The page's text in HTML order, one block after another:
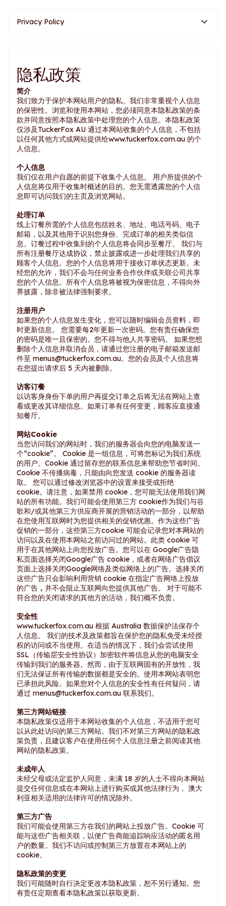
Privacy Policy
隐私政策
简介
我们致力于保护本网站用户的隐私。我们非常重视个人信息
的保密性。浏览和使用本网站，您必须同意本隐私政策的条
款并同意按照本隐私政策中处理您的个人信息。本隐私政策
仅涉及TuckerFox AU 通过本网站收集的个人信息，不包括
以任何其他方式或网站提供给www.tuckerfox.com.au 的个
人信息。
个人信息
我们仅在用户自愿的前提下收集个人信息。 用户所提供的个
人信息将仅用于收集时概述的目的。您无需透露您的个人信
息即可访问我们的主页及浏览网站。
处理订单
线上订餐所需的个人信息包括姓名、地址、电话号码、电子
邮箱，以及其他用于识别您身份、完成订单的相关类似信
息。订餐过程中收集到的个人信息将会同步至餐厅。 我们与
所有注册餐厅达成协议，禁止披露或进一步处理我们共享的
顾客个人信息。您的个人信息将用于接收订单状态更新。未
经您的允许，我们不会与任何业务合作伙伴或关联公司共享
您的个人信息。所有个人信息将被视为保密信息，不得向外
界披露，除非被法律强制要求。
注册用户
如果您的个人信息发生变化，您可以随时编辑会员资料，即
时更新信息。 您需要每2年更新一次密码。您有责任确保您
的密码是唯一且保密的。您不得与他人共享密码。 如果您想
删除个人信息并取消会员，请通过您注册的电子邮箱发送邮
件至 menus@tuckerfox.com.au。您的会员及个人信息将
在您提出请求后 5 天内被删除。
访客订餐
以访客身身份下单的用户再提交订单之后将无法在网站上查
看或更改其详细信息。如果订单有任何变更，顾客应直接通
知餐厅。
网站Cookie
当您访问我们的网站时，我们的服务器会向您的电脑发送一
个“cookie”。 Cookie 是一组信息，可将您标记为我们系统
的用户。Cookie 通过留存您的联系信息来帮助您节省时间。
Cookie 不传播病毒，只能由向您发送 cookie 的服务器读
取。 您可以通过修改浏览器中的设置来接受或拒绝
cookie。请注意，如果禁用 cookie，您可能无法使用我们网
站的所有功能。我们可能会使用第三方 cookie作为我们与谷
歌和/或其他第三方供应商开展的营销活动的一部分，以帮助
在您使用互联网时为您提供相关的促销优惠。作为这些广告
促销的一部分，这些第三方cookie 可能会记录您对本网站的
访问以及在使用本网站之前访问过的网站。此类 cookie 可
用于在其他网站上向您投放广告。您可以在 Google广告隐
私页面选择关闭Google广告 cookie，或者在网络广告倡议
页面上选择关闭Google网络及类似网络上的广告。选择关闭
这些广告只会影响利用营销 cookie 在指定广告网络上投放
的广告 ， 并不会阻止互联网向您提供其他广告。 对于可能不
符合您的关闭请求的其他方的活动，我们概不负责。
安全性
www.tuckerfox.com.au 根据 Australia 数据保护法保存个
人信息。 我们的技术及政策都旨在保护您的隐私免受未经授
权的访问或不当使用。在适当的情况下，我们会尝试使用
SSL（传输层安全性协议）加密软件将信息从您的电脑安全
传输到我们的服务器。然而，由于互联网固有的开放性，我
们无法保证所有传输的数据都是安全的。使用本网站表明您
已承担此风险。如果您对个人信息的安全性有任何疑问，请
通过 menus@tuckerfox.com.au 联系我们。
第三方网站链接
本隐私政策仅适用于本网站收集的个人信息，不适用于您可
以从此处访问的第三方网站。我们不对第三方网站的隐私政
策负责，且建议客户在使用任何个人信息注册之前阅读其他
网站的隐私政策。
未成年人
未经父母或法定监护人同意，未满 18 岁的人士不得向本网站
提交任何信息或在本网站上进行购买或其他法律行为， 澳大
利亚相关适用的法律许可的情况除外。
第三方广告
我们可能会使用第三方在我们的网站上投放广告。Cookie 可
能与这些广告相关联，以便广告商能追踪响应活动的匿名用
户的数量。我们不访问或控制第三方放置在本网站上的
cookie。
隐私政策的变更
我们可能随时自行决定更改本隐私政策，恕不另行通知。您
有责任定期查看本隐私政策以获取更新。